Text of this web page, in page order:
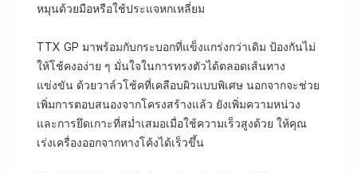
หมุนด้วยมือหรือใช้ประแจหกเหลี่ยม
TTX GP มาพร้อมกับกระบอกที่แข็งแกร่งกว่าเดิม ป้องกันไม่
ให้โช้คงอง่าย ๆ มั่นใจในการทรงตัวได้ตลอดเส้นทาง
แข่งขัน ด้วยวาล์วโช้คที่เคลือบผิวแบบพิเศษ นอกจากจะช่วย
เพิ่มการตอบสนองจากโครงสร้างแล้ว ยังเพิ่มความหน่วง
และการยึดเกาะที่สม่ำเสมอเมื่อใช้ความเร็วสูงด้วย ให้คุณ
เร่งเครื่องออกจากทางโค้งได้เร็วขึ้น